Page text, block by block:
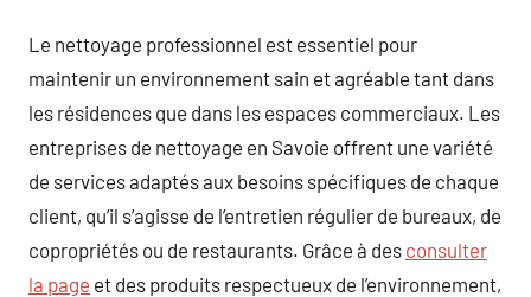
Le nettoyage professionnel est essentiel pour
maintenir un environnement sain et agréable tant dans
les résidences que dans les espaces commerciaux. Les
entreprises de nettoyage en Savoie offrent une variété
de services adaptés aux besoins spécifiques de chaque
client, qu’il s’agisse de l’entretien régulier de bureaux, de
copropriétés ou de restaurants. Grâce à des consulter
la page et des produits respectueux de l’environnement,